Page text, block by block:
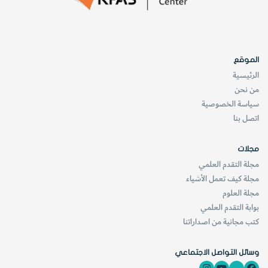
الموقع
الرئيسية
من نحن
سياسة الخصوصية
اتصل بنا
مجلات
مجلة التقدم العلمي
مجلة كيف تعمل الأشياء
مجلة العلوم
بوابة التقدم العلمي
كتب مجانية من اصداراتنا
وسائل التواصل الاجتماعي